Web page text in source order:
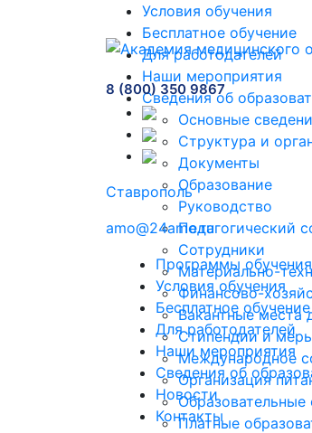
Условия обучения
Бесплатное обучение
Для работодателей
Наши мероприятия
Сведения об
Основные
Структура и
Документы
Образование
Руководство
Педагогический
Сотрудники
Материально-
Финансово-
Вакантные места
Стипендии и
Международное
Организация
Образовательные
Платные
8 (800) 350 9867
Ставрополь
amo@24amo.ru
Программы обучения
Условия обучения
Бесплатное обучение
Для работодателей
Наши мероприятия
Сведения об
Новости
Контакты